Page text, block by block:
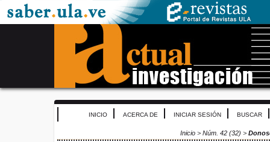
INICIO ACERCA DE INICIAR SESIÓN BUSCAR
Inicio > Núm. 42 (32) >